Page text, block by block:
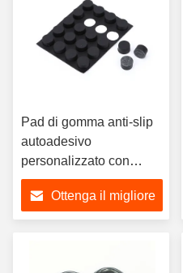
Pad di gomma anti-slip
autoadesivo
personalizzato con
dimensioni e colori
personalizzabili
Ottenga il migliore